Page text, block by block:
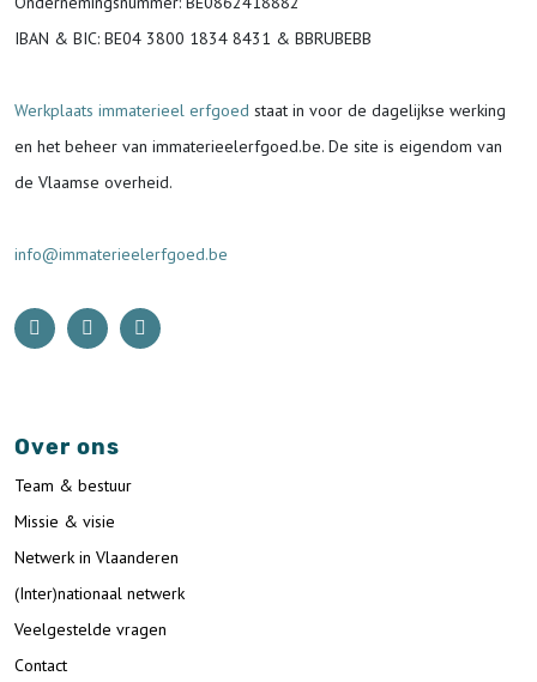
IBAN & BIC: BE04 3800 1834 8431 & BBRUBEBB
Werkplaats immaterieel erfgoed staat in voor de dagelijkse werking
en het beheer van immaterieelerfgoed.be. De site is eigendom van
de Vlaamse overheid.
info@immaterieelerfgoed.be
Over ons
Team & bestuur
Missie & visie
Netwerk in Vlaanderen
(Inter)nationaal netwerk
Veelgestelde vragen
Contact